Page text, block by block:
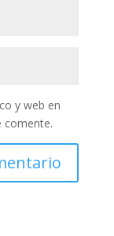
y web en
comente.